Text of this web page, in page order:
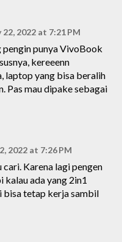
22, 2022 at 7:21 PM
pengin punya VivoBook
kereeenn
laptop yang bisa beralih
Pas mau dipake sebagai
2022 at 7:26 PM
cari. Karena lagi pengen
ada yang 2in1
bisa tetap kerja sambil